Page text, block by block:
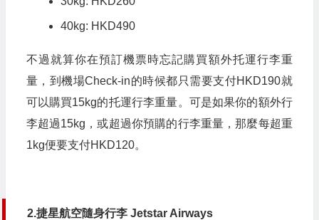
40kg: HKD490
不過就算你在預訂機票時忘記購買額外托運行李重
量，到機場Check-in的時候都只需要支付HKD190就
可以購買15kg的托運行李重量。可是如果你的額外行
李超過15kg，或超過你預購的行李重量，那麼每超重
1kg便要支付HKD120。
2.捷星航空隨身行李 Jetstar Airways